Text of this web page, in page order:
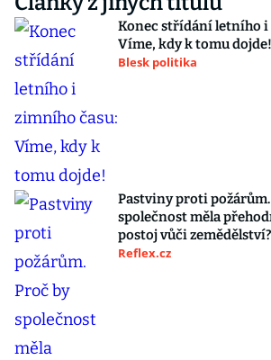
Konec střídání letního i
Víme, kdy k tomu dojde!
Blesk politika
Pastviny proti
společnost měla
postoj vůči zemědělství?
Reflex.cz